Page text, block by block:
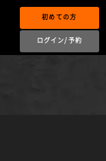
初めての方
ログイン/予約